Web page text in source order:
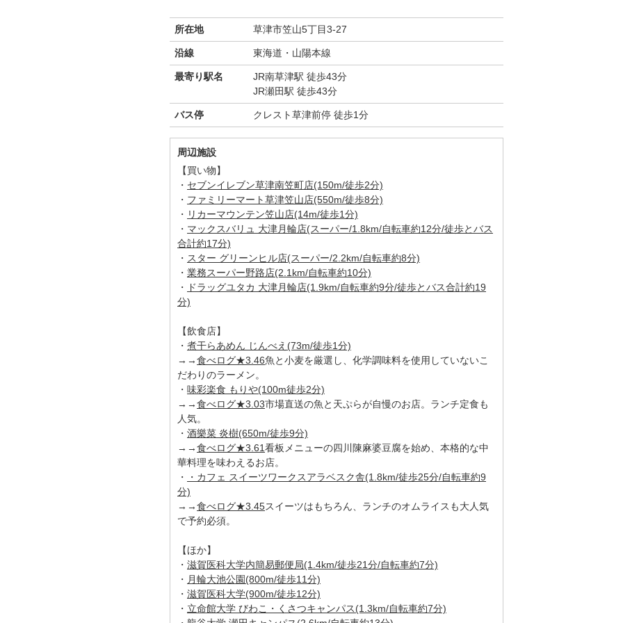
所在地 草津市笠山5丁目3-27
沿線 東海道・山陽本線
最寄り駅名
JR南草津駅 徒歩43分
JR瀬田駅 徒歩43分
バス停 クレスト草津前停 徒歩1分
周辺施設
【買い物】
・ セブンイレブン草津南笠町店(150m/徒歩2分)
・ ファミリーマート草津笠山店(550m/徒歩8分)
・ リカーマウンテン笠山店(14m/徒歩1分)
・ マックスバリュ 大津月輪店(スーパー/1.8km/自転車約12分/徒歩とバス
合計約17分)
・ スター グリーンヒル店(スーパー/2.2km/自転車約8分)
・ 業務スーパー野路店(2.1km/自転車約10分)
・
ドラッグユタカ 大津月輪店(1.9km/自転車約9分/徒歩とバス合計約19
分)
【飲食店】
・ 煮干らあめん じんべえ(73m/徒歩1分)
→→食べログ★3.46魚と小麦を厳選し、化学調味料を使用していないこ
だわりのラーメン。
・ 味彩楽食 もりや(100m徒歩2分)
→→食べログ★3.03市場直送の魚と天ぷらが自慢のお店。ランチ定食も
人気。
・ 酒樂菜 炎樹(650m/徒歩9分)
→→食べログ★3.61看板メニューの四川陳麻婆豆腐を始め、本格的な中
華料理を味わえるお店。
・
・カフェ スイーツワークスアラベスク舎(1.8km/徒歩25分/自転車約9
分)
→→食べログ★3.45スイーツはもちろん、ランチのオムライスも大人気
で予約必須。
【ほか】
・ 滋賀医科大学内簡易郵便局(1.4km/徒歩21分/自転車約7分)
・ 月輪大池公園(800m/徒歩11分)
・ 滋賀医科大学(900m/徒歩12分)
・ 立命館大学 びわこ・くさつキャンパス(1.3km/自転車約7分)